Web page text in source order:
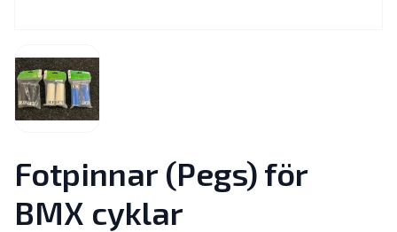
Fotpinnar (Pegs) för
BMX cyklar